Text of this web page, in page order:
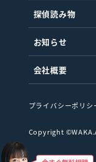
探偵読み物
お知らせ
会社概要
Copyright
プライバシーポリシ